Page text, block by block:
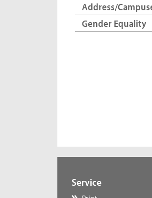
Address/
Gender Equality
Service